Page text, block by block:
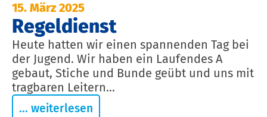
15. März 2025
Regeldienst
Heute hatten wir einen spannenden Tag bei
der Jugend. Wir haben ein Laufendes A
gebaut, Stiche und Bunde geübt und uns mit
tragbaren Leitern...
... weiterlesen